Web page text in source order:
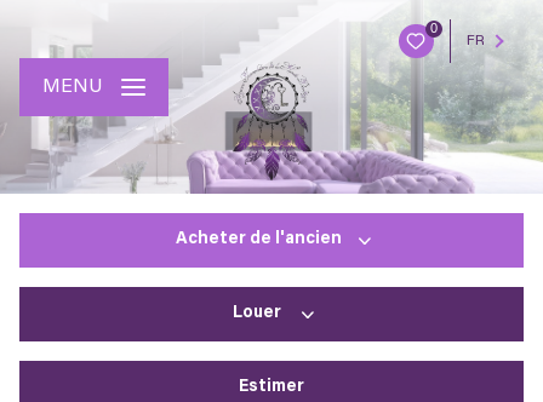
0
FR
MENU
Acheter de l'ancien
Louer
Estimer